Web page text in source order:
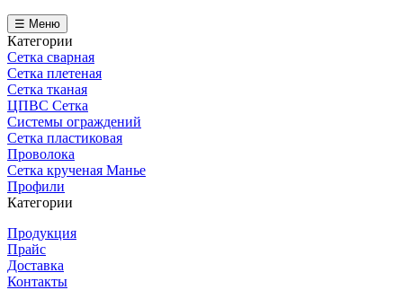
☰ Меню
Категории
Сетка сварная
Сетка плетеная
Сетка тканая
ЦПВС Сетка
Системы ограждений
Сетка пластиковая
Проволока
Сетка крученая Манье
Профили
Категории
Продукция
Прайс
Доставка
Контакты